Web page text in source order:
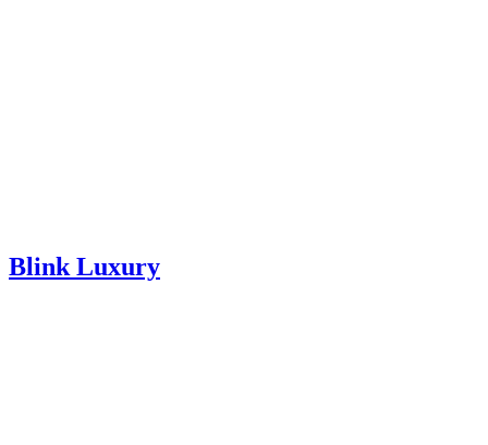
Blink Luxury